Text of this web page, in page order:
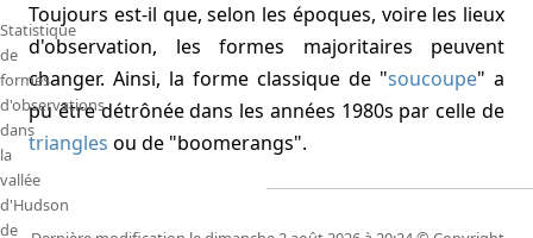
Statistique
de
formes
d'observations
dans
la
vallée
d'Hudson
de
Toujours est-il que, selon les époques, voire les lieux
d'observation, les formes majoritaires peuvent
changer. Ainsi, la forme classique de "soucoupe" a
pu être détrônée dans les années 1980s par celle de
triangles ou de "boomerangs".